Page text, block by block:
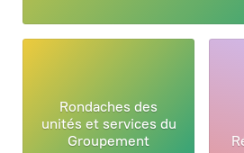
Rondaches des
unités et services du
Groupement